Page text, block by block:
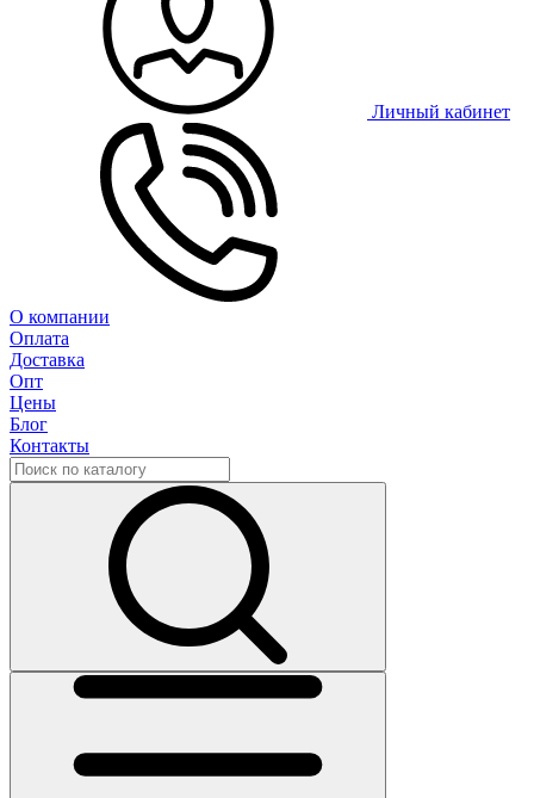
Личный кабинет
О компании
Оплата
Доставка
Опт
Цены
Блог
Контакты